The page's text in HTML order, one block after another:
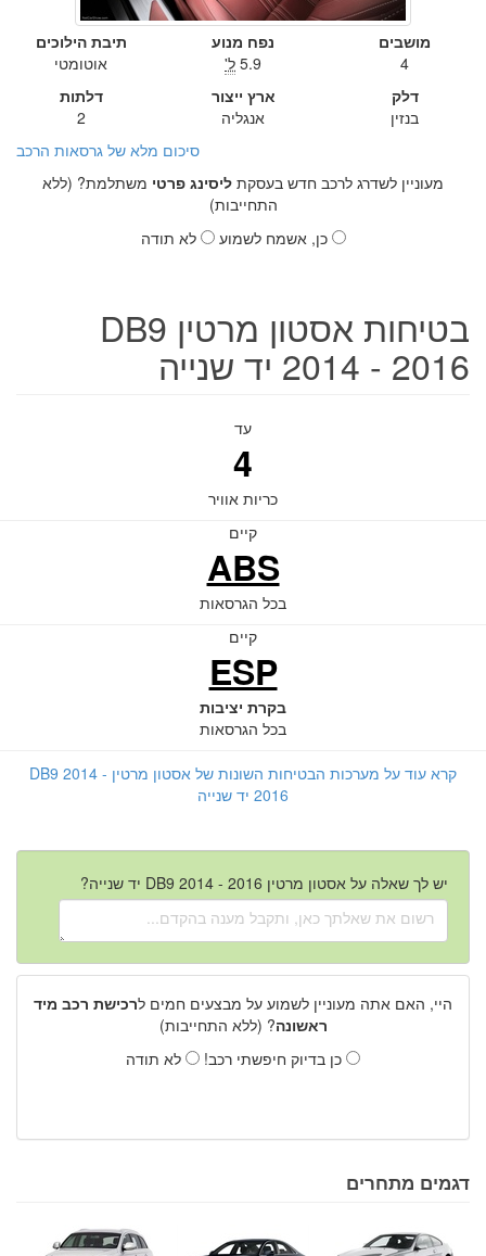
מושבים
4
נפח מנוע
5.9 ל'
תיבת הילוכים
אוטומטי
דלק
בנזין
ארץ ייצור
אנגליה
דלתות
2
סיכום מלא של גרסאות הרכב
מעוניין לשדרג לרכב חדש בעסקת ליסינג פרטי משתלמת? (ללא
התחייבות)
כן, אשמח לשמוע
לא תודה
בטיחות אסטון מרטין DB9
2014 - 2016 יד שנייה
עד
4
כריות אוויר
קיים
ABS
בכל הגרסאות
קיים
ESP
בקרת יציבות
בכל הגרסאות
קרא עוד על מערכות הבטיחות השונות של אסטון מרטין DB9 2014 -
2016 יד שנייה
יש לך שאלה על אסטון מרטין DB9 2014 - 2016 יד שנייה?
היי, האם אתה מעוניין לשמוע על מבצעים חמים לרכישת רכב מיד
ראשונה? (ללא התחייבות)
כן בדיוק חיפשתי רכב!
לא תודה
דגמים מתחרים